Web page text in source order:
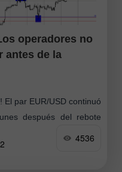
operadores no
antes de la
El par EUR/USD continuó
después del rebote
1,0801 y esta noche
4536